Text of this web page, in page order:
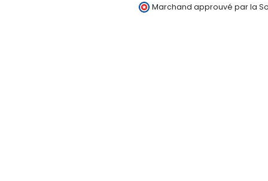
Marchand approuvé par la